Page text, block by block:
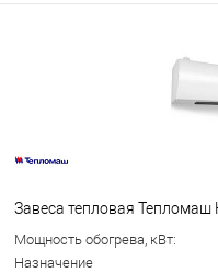
Завеса тепловая
Мощность обогрева, кВт:
Назначение